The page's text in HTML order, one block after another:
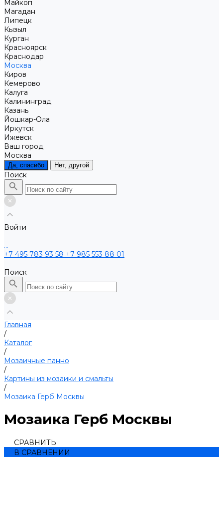
Майкоп
Магадан
Липецк
Кызыл
Курган
Красноярск
Краснодар
Москва
Киров
Кемерово
Калуга
Калининград
Казань
Йошкар-Ола
Иркутск
Ижевск
Ваш город
Москва
Да, спасибо Нет, другой
Поиск
Войти
...
+7 495 783 93 58 +7 985 553 88 01
Поиск
Главная
/
Каталог
/
Мозаичные панно
/
Картины из мозаики и смальты
/
Мозаика Герб Москвы
Мозаика Герб Москвы
СРАВНИТЬ
В СРАВНЕНИИ